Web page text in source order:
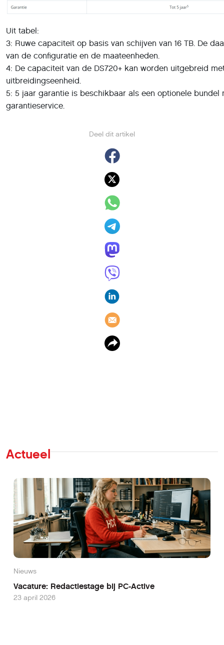
Deel dit artikel
Uit tabel:
3: Ruwe capaciteit op basis van schijven van 16 TB. De
van de configuratie en de maateenheden.
4: De capaciteit van de DS720+ kan worden uitgebreid
uitbreidingseenheid.
5: 5 jaar garantie is beschikbaar als een optionele bundel
garantieservice.
Actueel
Nieuws
Vacature: Redactiestage bij PC-Active
23 april 2026